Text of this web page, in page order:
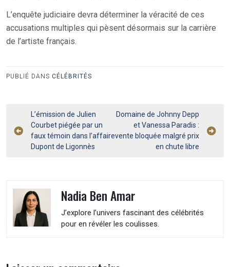
L’enquête judiciaire devra déterminer la véracité de ces
accusations multiples qui pèsent désormais sur la carrière
de l’artiste français.
PUBLIÉ DANS CÉLÉBRITÉS
Navigation
de
l’article
L’émission de Julien
Courbet piégée par un
faux témoin dans l’affaire
Dupont de Ligonnès
Domaine de Johnny Depp
et Vanessa Paradis :
vente bloquée malgré prix
en chute libre
Nadia Ben Amar
J’explore l’univers fascinant des célébrités
pour en révéler les coulisses.